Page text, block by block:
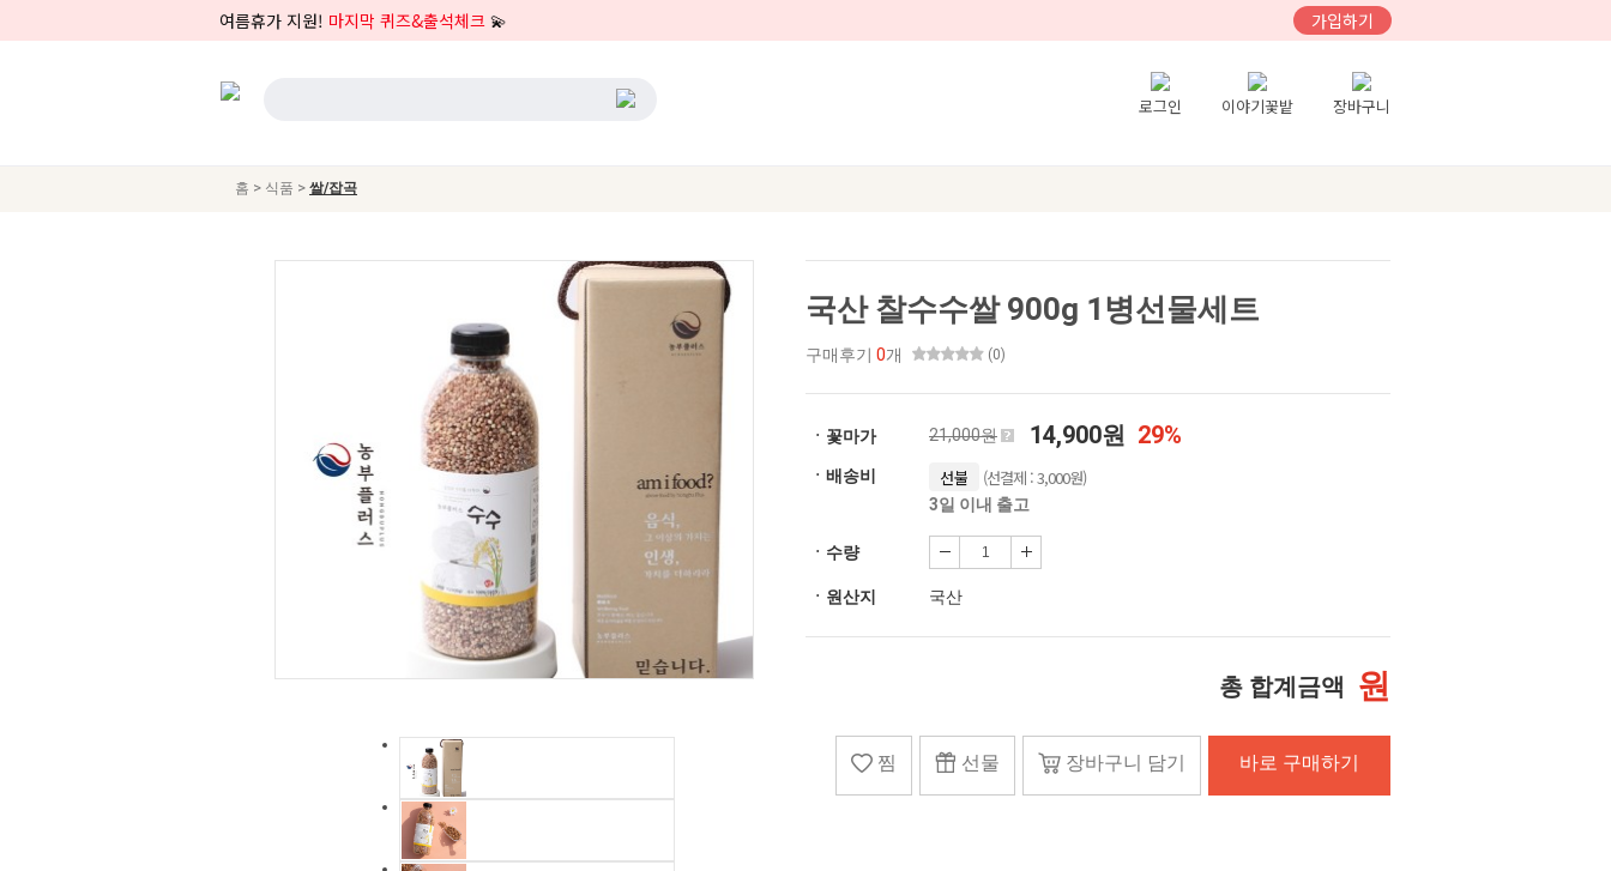
여름휴가 지원! 마지막 퀴즈&출석체크 💫 가입하기
로그인 이야기꽃밭 장바구니
홈 > 식품 > 쌀/잡곡
국산 찰수수쌀 900g 1병선물세트
구매후기 0개 (0)
ㆍ꽃마가 21,000원 14,900원 29%
ㆍ배송비 선불 (선결제 : 3,000원)
3일 이내 출고
ㆍ수량
ㆍ원산지 국산
총 합계금액 원
찜 선물 장바구니 담기 바로 구매하기